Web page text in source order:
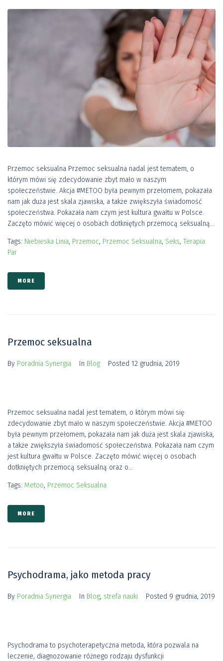
Przemoc seksualna Przemoc seksualna nadal jest tematem, o
którym mówi się zdecydowanie zbyt mało w naszym
społeczeństwie. Akcja #METOO była pewnym przełomem, pokazała
nam jak duża jest skala zjawiska, a także zwiększyła świadomość
społeczeństwa. Pokazała nam czym jest kultura gwałtu w Polsce.
Zaczęto mówić więcej o osobach dotkniętych przemocą seksualną...
Tags: Niebieska Linia, Przemoc, Przemoc Seksualna, Seks, Terapia
Par
MORE
Przemoc seksualna
By Poradnia Synergia In Blog Posted 12 grudnia, 2019
Przemoc seksualna nadal jest tematem, o którym mówi się
zdecydowanie zbyt mało w naszym społeczeństwie. Akcja #METOO
była pewnym przełomem, pokazała nam jak duża jest skala zjawiska,
a także zwiększyła świadomość społeczeństwa. Pokazała nam czym
jest kultura gwałtu w Polsce. Zaczęto mówić więcej o osobach
dotkniętych przemocą seksualną oraz o...
Tags: Metoo, Przemoc Seksualna
MORE
Psychodrama, jako metoda pracy
By Poradnia Synergia In Blog, strefa nauki Posted 9 grudnia, 2019
Psychodrama to psychoterapetyczna metoda, która pozwala na
leczenie, diagnozowanie różnego rodzaju dysfunkcji